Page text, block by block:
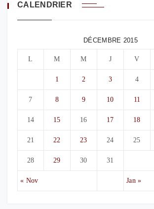
CALENDRIER
DÉCEMBRE 2015
L M M J V
« Nov Jan »
1 2 3 4
7 8 9 10 11
14 15 16 17 18
21 22 23 24 25
28 29 30 31